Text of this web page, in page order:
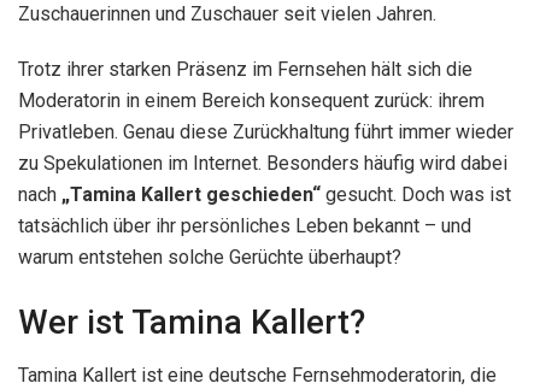
Zuschauerinnen und Zuschauer seit vielen Jahren.
Trotz ihrer starken Präsenz im Fernsehen hält sich die
Moderatorin in einem Bereich konsequent zurück: ihrem
Privatleben. Genau diese Zurückhaltung führt immer wieder
zu Spekulationen im Internet. Besonders häufig wird dabei
nach „Tamina Kallert geschieden“ gesucht. Doch was ist
tatsächlich über ihr persönliches Leben bekannt – und
warum entstehen solche Gerüchte überhaupt?
Wer ist Tamina Kallert?
Tamina Kallert ist eine deutsche Fernsehmoderatorin, die